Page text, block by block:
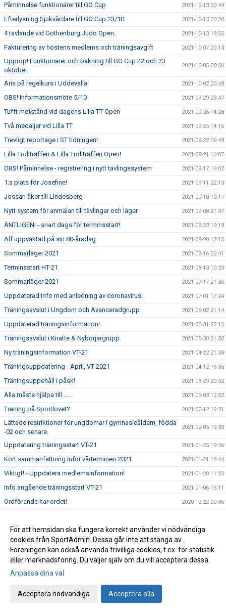
Påminnelse funktionärer till GO Cup 2021-10-13 20:49
Efterlysning Sjukvårdare till GO Cup 23/10 2021-10-13 20:28
4 tävlande vid Gothenburg Judo Open. 2021-10-13 19:55
Fakturering av höstens medlems och träningsavgift 2021-10-07 20:13
Upprop! Funktionärer och bakning till GO Cup 22 och 23
oktober
2021-10-05 20:50
Aris på regelkurs i Uddevalla 2021-10-02 20:48
OBS! Informationsmöte 5/10 2021-09-29 23:47
Tufft motstånd vid dagens Lilla TT Open 2021-09-26 14:28
Två medaljer vid Lilla TT 2021-09-25 14:16
Trevligt reportage i ST tidningen! 2021-09-22 09:49
Lilla Trollträffen & Lilla Trollträffen Open! 2021-09-21 16:07
OBS! Påminnelse - registrering i nytt tävlingssystem 2021-09-17 19:02
1:a plats för Josefine! 2021-09-11 22:13
Jossan åker till Lindesberg 2021-09-10 10:17
Nytt system för anmälan till tävlingar och läger 2021-09-08 21:37
ÄNTLIGEN! - snart dags för terminsstart! 2021-08-23 19:19
Alf uppvaktad på sin 80-årsdag 2021-08-20 17:15
Sommarläger 2021 2021-08-16 22:41
Terminsstart HT-21 2021-08-13 10:23
Sommarläger 2021 2021-07-17 21:30
Uppdaterad info med anledning av coronavirus! 2021-07-01 17:24
Träningsavslut i Ungdom och Avanceradgrupp 2021-06-02 21:14
Uppdaterad träningsinformation! 2021-05-31 22:15
Träningsavslut i Knatte & Nybörjargrupp. 2021-05-30 21:50
Ny träningsinformation VT-21 2021-04-22 21:38
Träningsuppdatering - April, VT-2021 2021-04-12 16:35
Träningsuppehåll i påsk! 2021-03-29 20:52
Alla måste hjälpa till ..... 2021-03-03 12:52
Träning på Sportlovet? 2021-02-12 19:21
Lättade restriktioner för ungdomar i gymnasieåldern, födda
-02 och senare.
2021-02-05 19:33
Uppdatering träningsstart VT-21 2021-01-25 19:26
Kort sammanfattning inför vårterminen 2021 2021-01-21 18:44
Viktigt! - Uppdatera medlemsinformation! 2021-01-20 11:23
Info angående träningsstart VT-21 2021-01-06 15:11
Ordförande har ordet! 2020-12-22 20:36
Avslutningsträning för Ungd.gruppen &
Avanceradgruppen.
2020-12-11 15:27
Avslutningsträning för Knatte och Nybörjargrupp! 2020-12-06 19:11
Missa inte klubbens Träningsbingo!
Ny uppdaterad info kring Covid-19 och vår träning HT-20!
För att hemsidan ska fungera korrekt använder vi nödvändiga
cookies från SportAdmin. Dessa går inte att stänga av.
Föreningen kan också använda frivilliga cookies, t.ex. för statistik
eller marknadsföring. Du väljer själv om du vill acceptera dessa.
Anpassa dina val
Acceptera nödvändiga Acceptera alla